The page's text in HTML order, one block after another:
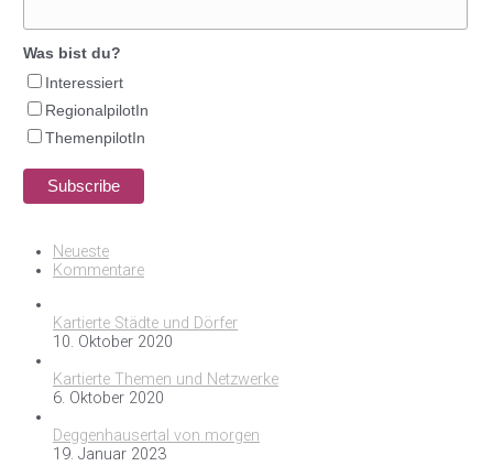
Was bist du?
Interessiert
RegionalpilotIn
ThemenpilotIn
Neueste
Kommentare
Kartierte Städte und Dörfer
10. Oktober 2020
Kartierte Themen und Netzwerke
6. Oktober 2020
Deggenhausertal von morgen
19. Januar 2023